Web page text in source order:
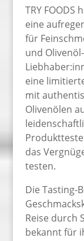
TRY FOODS
eine
für
und Olivenöl-
eine
mit
Olivenölen
das
testen.
Die Tasting-
Reise durch
bekannt für